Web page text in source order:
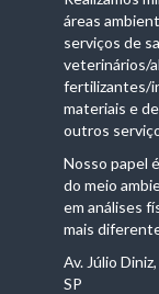
áreas
serviços de
veterinários/
fertilizantes/
materiais e
outros
Nosso papel
do meio
em análises
mais
Av. Júlio
SP